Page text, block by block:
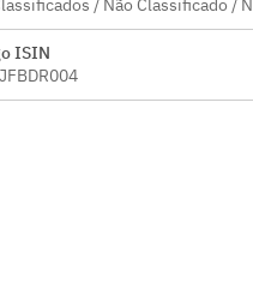
/ Não Classificado /
ISIN